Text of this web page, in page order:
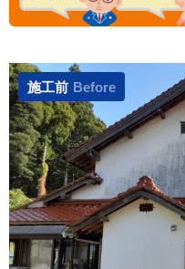
施工前 Before